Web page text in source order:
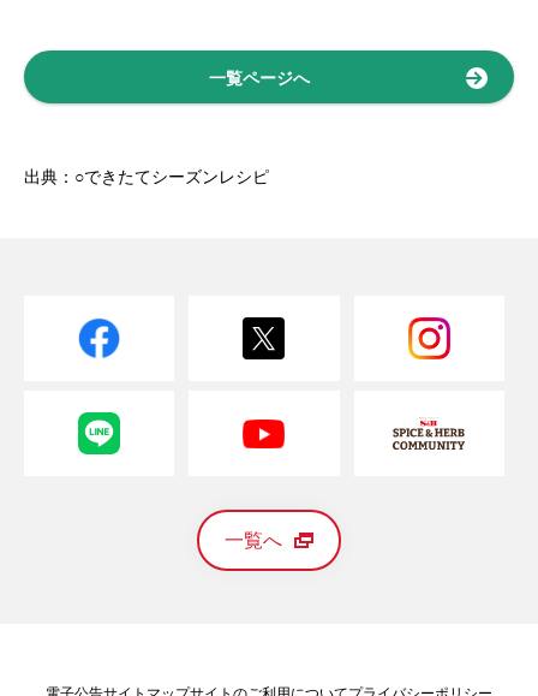
一覧ページへ
出典：○できたてシーズンレシピ
一覧へ